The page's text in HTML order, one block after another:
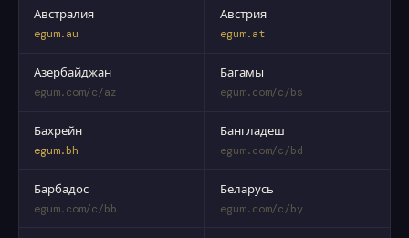
Австралия
egum.au
Австрия
egum.at
Азербайджан
egum.com/c/az
Багамы
egum.com/c/bs
Бахрейн
egum.bh
Бангладеш
egum.com/c/bd
Барбадос
egum.com/c/bb
Беларусь
egum.com/c/by